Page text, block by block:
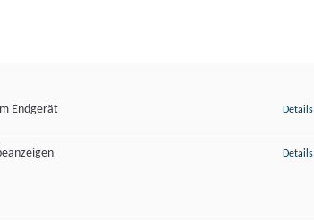
Endgerät
Details
Details